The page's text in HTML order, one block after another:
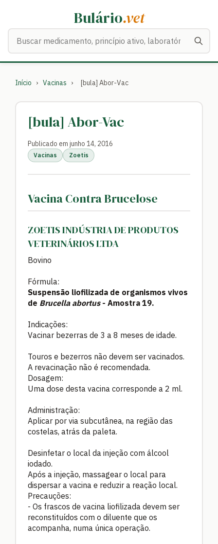
Bulário.vet
Início › Vacinas › [bula] Abor-Vac
[bula] Abor-Vac
Publicado em junho 14, 2016
Vacinas Zoetis
Vacina Contra Brucelose
ZOETIS INDÚSTRIA DE PRODUTOS
VETERINÁRIOS LTDA
Bovino
Fórmula:
Suspensão liofilizada de organismos vivos
de Brucella abortus- Amostra 19.
Indicações:
Vacinar bezerras de 3 a 8 meses de idade.
Touros e bezerros não devem ser vacinados.
A revacinação não é recomendada.
Dosagem:
Uma dose desta vacina corresponde a 2 ml.
Administração:
Aplicar por via subcutânea, na região das
costelas, atrás da paleta.
Desinfetar o local da injeção com álcool
iodado.
Após a injeção, massagear o local para
dispersar a vacina e reduzir a reação local.
Precauções:
- Os frascos de vacina liofilizada devem ser
reconstituídos com o diluente que os
acompanha, numa única operação.